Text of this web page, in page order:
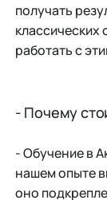
получать
классических
работать с
- Почему
- Обучение в
нашем опыте
оно